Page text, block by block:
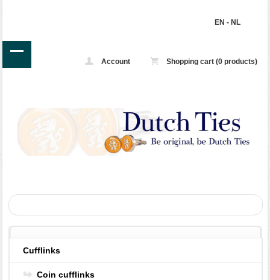
EN - NL
Account Shopping cart (0 products)
Cufflinks
Coin cufflinks